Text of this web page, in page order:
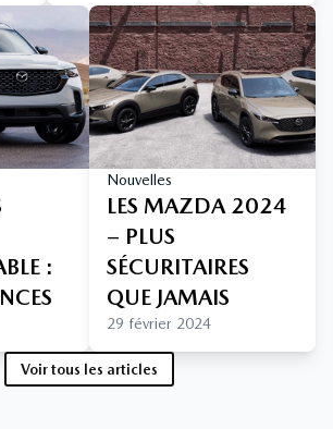
:
Nouvelles
LES MAZDA 2024
– PLUS
SÉCURITAIRES
QUE JAMAIS
29 février 2024
Voir tous les articles